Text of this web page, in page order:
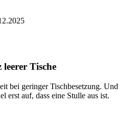
Tische
bei geringer Tischbesetzung. Und
erst auf, dass eine Stulle aus ist.